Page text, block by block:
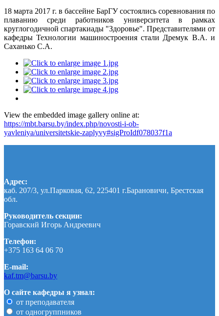
18 марта 2017 г. в бассейне БарГУ состоялись соревнования по
плаванию среди работников университета в рамках
круглогодичной спартакиады "Здоровье". Представителями от
кафедры Технологии машиностроения стали Дремук В.А. и
Саханько С.А.
View the embedded image gallery online at:
https://mbt.barsu.by/index.php/novosti-i-ob-
yavleniya/universitetskie-zaplyvy#sigProIdf078037f1a
Адрес:
каб. 207/3, ул.Парковая, 62, 225401 г.Барановичи, Брестская
обл.
Руководитель секции:
Горавский Игорь Андреевич
Телефон:
+375 163 64 06 70
E-mail:
kaf.tm@barsu.by
О сайте кафедры я узнал:
от преподавателя
от одногруппников